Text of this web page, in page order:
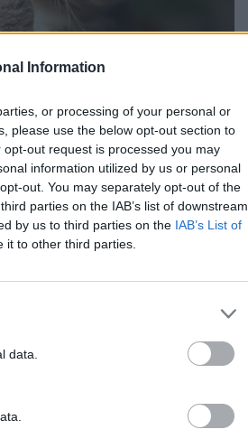
Information
or processing of your personal or
please use the below opt-out section to
out request is processed you may
information utilized by us or personal
out. You may separately opt-out of the
parties on the IAB’s list of downstream
by us to third parties on the IAB’s List of
it to other third parties.
data.
της σίγουρα
παρουσία
ήταν η πρώτη